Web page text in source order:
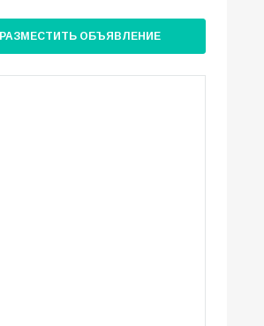
РАЗМЕСТИТЬ ОБЪЯВЛЕНИЕ